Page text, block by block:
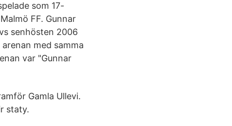
som 17-
FF. Gunnar
senhösten 2006
med samma
var "Gunnar
Gamla Ullevi.
staty.